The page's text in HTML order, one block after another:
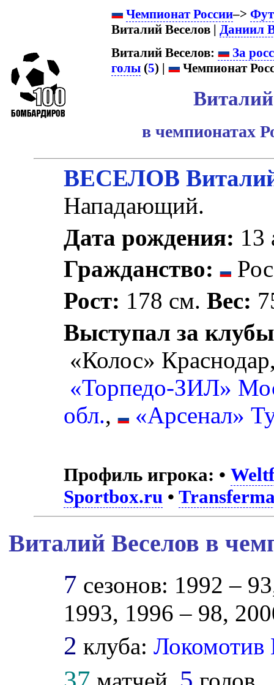
Чемпионат России–>
Виталий Веселов | Даниил
Виталий Веселов:
За
голы (5) | Чемпионат
в чемпионатах
ВЕСЕЛОВ
Нападающий.
Дата рождения: 13
Гражданство:
Рост: 178 см.Вес:
Выступал за
«Колос»
«Торпедо-ЗИЛ»
обл., «Арсенал»
Профиль игрока: •
Sportbox.ru •
Виталий Веселов в
7 сезонов: 1992 –
1993, 1996 – 98,
2 клуба: